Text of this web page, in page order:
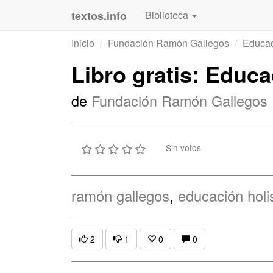
textos.info
Biblioteca
Inicio
Fundación Ramón Gallegos
Libro gratis:
de Fundación Ramón Gallegos
Sin votos
ramón gallegos, educación
2 1 0 0